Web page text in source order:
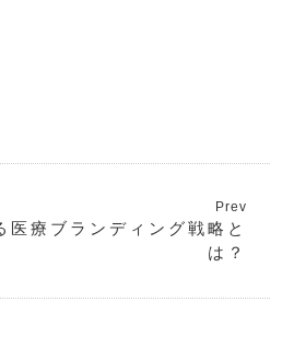
医療ブランディング戦略と
は？